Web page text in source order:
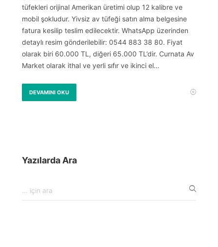
tüfekleri orijinal Amerikan üretimi olup 12 kalibre ve
mobil şokludur. Yivsiz av tüfeği satın alma belgesine
fatura kesilip teslim edilecektir. WhatsApp üzerinden
detaylı resim gönderilebilir: 0544 883 38 80. Fiyat
olarak biri 60.000 TL, diğeri 65.000 TL’dir. Curnata Av
Market olarak ithal ve yerli sıfır ve ikinci el…
DEVAMINI OKU
Yazılarda Ara